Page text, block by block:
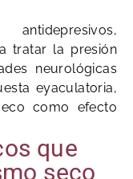
tratar la presión
neurológicas
eyaculatoria,
como efecto
que
seco